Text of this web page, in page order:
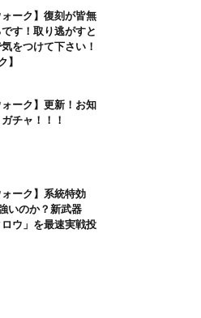
ォーク】復刻が皆無
す！取り逃がすと
をつけて下さい！
】
ォーク】更新！お知
チャ！！！
ォーク】系統特効
いのか？新武器
ロウ」を最速実戦投